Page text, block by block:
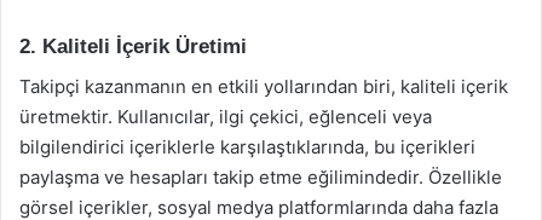
2. Kaliteli İçerik Üretimi
Takipçi kazanmanın en etkili yollarından biri, kaliteli içerik
üretmektir. Kullanıcılar, ilgi çekici, eğlenceli veya
bilgilendirici içeriklerle karşılaştıklarında, bu içerikleri
paylaşma ve hesapları takip etme eğilimindedir. Özellikle
görsel içerikler, sosyal medya platformlarında daha fazla